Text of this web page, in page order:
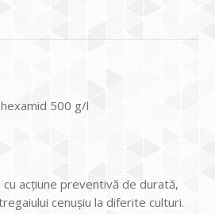
500 g/l
acţiune preventivă de durată,
cenuşiu la diferite culturi.